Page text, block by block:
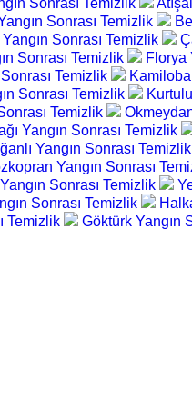
Sonrası Temizlik
Sonrası Temizlik
Sonrası Temizlik
Sonrası Temizlik
Florya
Temizlik
Sonrası Temizlik
Temizlik
Yangın Sonrası Temizlik
Yangın Sonrası
Yangın Sonrası
Sonrası Temizlik
Sonrası Temizlik
Temizlik Göktürk Yangın